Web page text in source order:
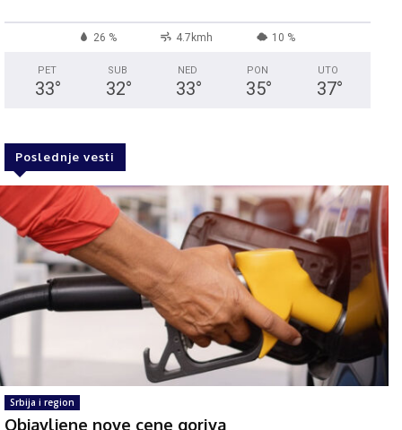
26 % 4.7kmh 10 %
PET
33°
SUB
32°
NED
33°
PON
35°
UTO
37°
Poslednje vesti
Srbija i region
Objavljene nove cene goriva